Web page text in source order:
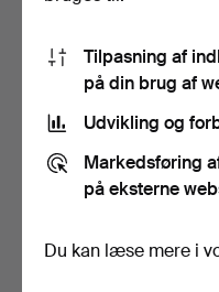
KARL HAGENAUER.
POLERET MESS…
Opnåede hammerslag 20
jul 2026
Tilpasning af
på din brug af
Udvikling og
Markedsføring
på eksterne
Du kan læse mere i